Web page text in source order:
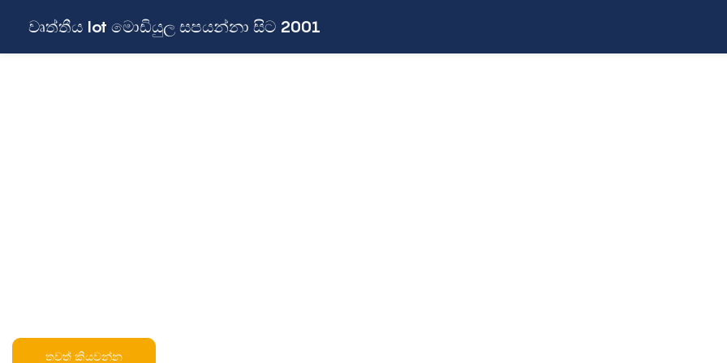
වෘත්තීය Iot මොඩියුල සපයන්නා සිට 2001
තවත් කියවන්න